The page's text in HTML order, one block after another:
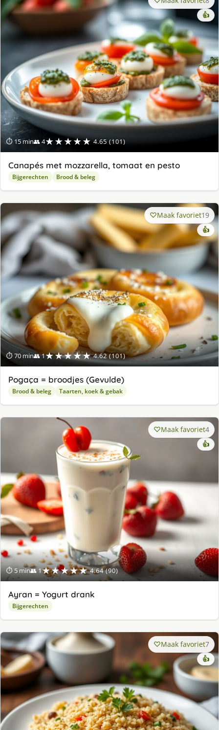
⏱ 15 min👥 4★★★★★ 4.65 (101)
👍
Canapés met mozzarella, tomaat en pesto
Bijgerechten Brood & beleg
⏱ 70 min👥 1★★★★★ 4.62 (101)
Maak favoriet19
👍
Pogaça = broodjes (Gevulde)
Brood & beleg Taarten, koek & gebak
⏱ 5 min👥 1★★★★★ 4.64 (90)
Maak favoriet4
👍
Ayran = Yogurt drank
Bijgerechten
Maak favoriet7
👍